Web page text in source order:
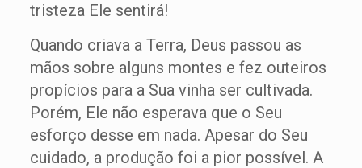
tristeza Ele sentirá!
Quando criava a Terra, Deus passou as
mãos sobre alguns montes e fez outeiros
propícios para a Sua vinha ser cultivada.
Porém, Ele não esperava que o Seu
esforço desse em nada. Apesar do Seu
cuidado, a produção foi a pior possível. A